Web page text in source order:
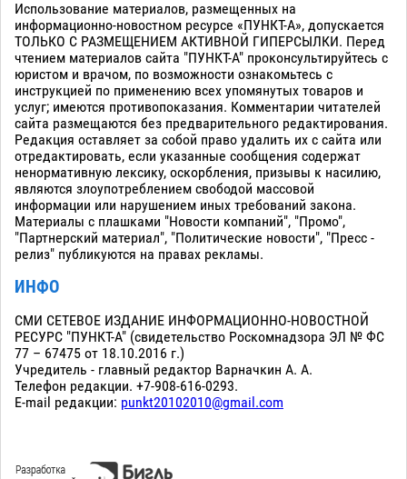
Использование материалов, размещенных на
информационно-новостном ресурсе «ПУНКТ-А», допускается
ТОЛЬКО С РАЗМЕЩЕНИЕМ АКТИВНОЙ ГИПЕРСЫЛКИ. Перед
чтением материалов сайта "ПУНКТ-А" проконсультируйтесь с
юристом и врачом, по возможности ознакомьтесь с
инструкцией по применению всех упомянутых товаров и
услуг; имеются противопоказания. Комментарии читателей
сайта размещаются без предварительного редактирования.
Редакция оставляет за собой право удалить их с сайта или
отредактировать, если указанные сообщения содержат
ненормативную лексику, оскорбления, призывы к насилию,
являются злоупотреблением свободой массовой
информации или нарушением иных требований закона.
Материалы с плашками "Новости компаний", "Промо",
"Партнерский материал", "Политические новости", "Пресс -
релиз" публикуются на правах рекламы.
ИНФО
СМИ СЕТЕВОЕ ИЗДАНИЕ ИНФОРМАЦИОННО-НОВОСТНОЙ
РЕСУРС "ПУНКТ-А" (свидетельство Роскомнадзора ЭЛ № ФС
77 – 67475 от 18.10.2016 г.)
Учредитель - главный редактор Варначкин А. А.
Телефон редакции. +7-908-616-0293.
E-mail редакции: punkt20102010@gmail.com